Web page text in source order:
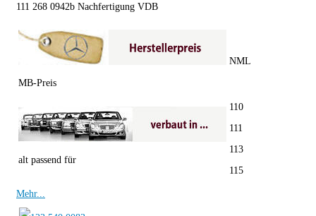
111 268 0942b Nachfertigung VDB
MB-Preis
NML
alt passend für
110
111
113
115
Mehr...